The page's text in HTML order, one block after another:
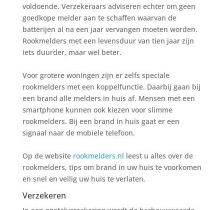
voldoende. Verzekeraars adviseren echter om geen
goedkope melder aan te schaffen waarvan de
batterijen al na een jaar vervangen moeten worden.
Rookmelders met een levensduur van tien jaar zijn
iets duurder, maar wel beter.
Voor grotere woningen zijn er zelfs speciale
rookmelders met een koppelfunctie. Daarbij gaan bij
een brand alle melders in huis af. Mensen met een
smartphone kunnen ook kiezen voor slimme
rookmelders. Bij een brand in huis gaat er een
signaal naar de mobiele telefoon.
Op de website rookmelders.nl leest u alles over de
rookmelders, tips om brand in uw huis te voorkomen
en snel en veilig uw huis te verlaten.
Verzekeren